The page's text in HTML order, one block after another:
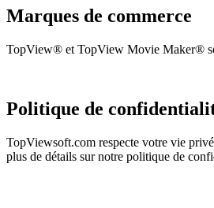
Marques de commerce
TopView® et TopView Movie Maker®
Politique de
TopViewsoft.com respecte votre vie
plus de détails sur notre politique de